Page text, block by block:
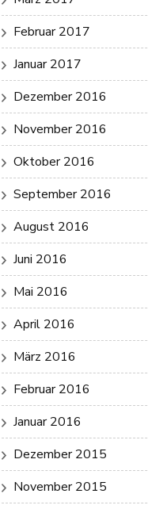
Februar 2017
Januar 2017
Dezember 2016
November 2016
Oktober 2016
September 2016
August 2016
Juni 2016
Mai 2016
April 2016
März 2016
Februar 2016
Januar 2016
Dezember 2015
November 2015